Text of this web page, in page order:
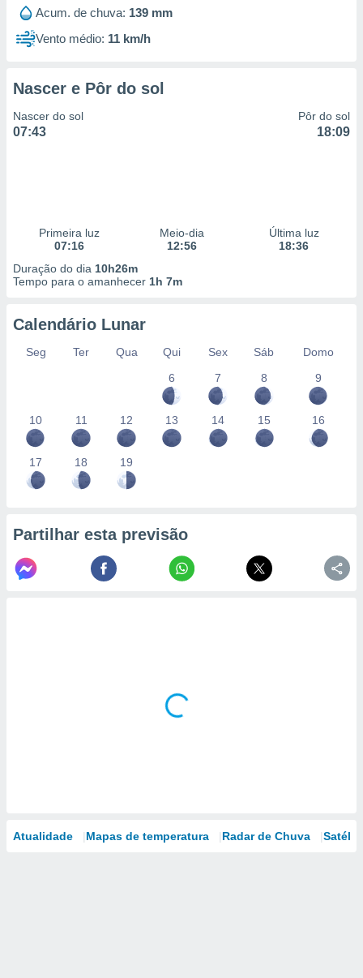
utilizar
criar
ou
de dados
e melhorar
dados
através
estudos
de
Acum. de chuva: 139 mm
Vento médio: 11 km/h
Nascer e Pôr do sol
Nascer do sol
07:43
Pôr do sol
18:09
Primeira luz
07:16
Meio-dia
12:56
Última luz
18:36
Duração do dia 10h26m
Tempo para o amanhecer 1h 7m
Calendário Lunar
Seg Ter Qua Qui Sex Sáb
Domo
6
7 8 9
10 11 12 13 14 15 16
17 18 19
Partilhar esta previsão
Atualidade Mapas de temperatura Radar de Chuva